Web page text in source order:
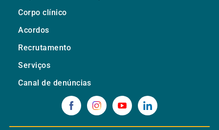
Corpo clínico
Acordos
Recrutamento
Serviços
Canal de denúncias